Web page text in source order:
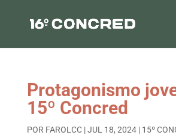
Protagonismo
15º Concred
POR FAROLCC|JUL 18, 2024| 15º